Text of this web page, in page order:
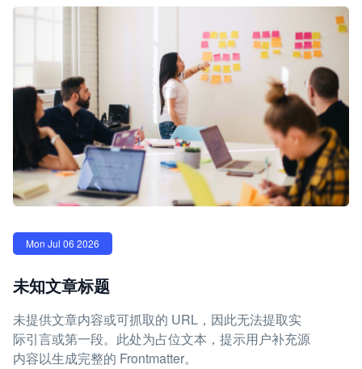
Mon Jul 06 2026
未知文章标题
未提供文章内容或可抓取的 URL，因此无法提取实
际引言或第一段。此处为占位文本，提示用户补充源
内容以生成完整的 Frontmatter。